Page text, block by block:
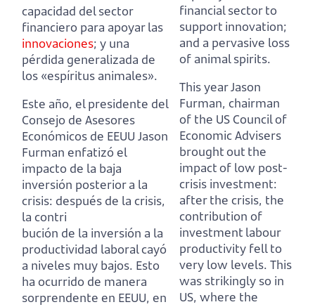
capacidad del sector
financiero para apoyar las
innovaciones; y una
pérdida generalizada de
los «espíritus animales».
Este año, el presidente del
Consejo de Asesores
Económicos de EEUU Jason
Furman enfatizó el
impacto de la baja
inversión posterior a la
crisis: después de la crisis,
la contri
bución de la inversión a la
productividad laboral cayó
a niveles muy bajos. Esto
ha ocurrido de manera
sorprendente en EEUU, en
financial sector to
support innovation;
and a pervasive loss
of animal spirits.
This year Jason
Furman, chairman
of the US Council of
Economic Advisers
brought out the
impact of low post-
crisis investment:
after the crisis, the
contribution of
investment labour
productivity fell to
very low levels. This
was strikingly so in
US, where the